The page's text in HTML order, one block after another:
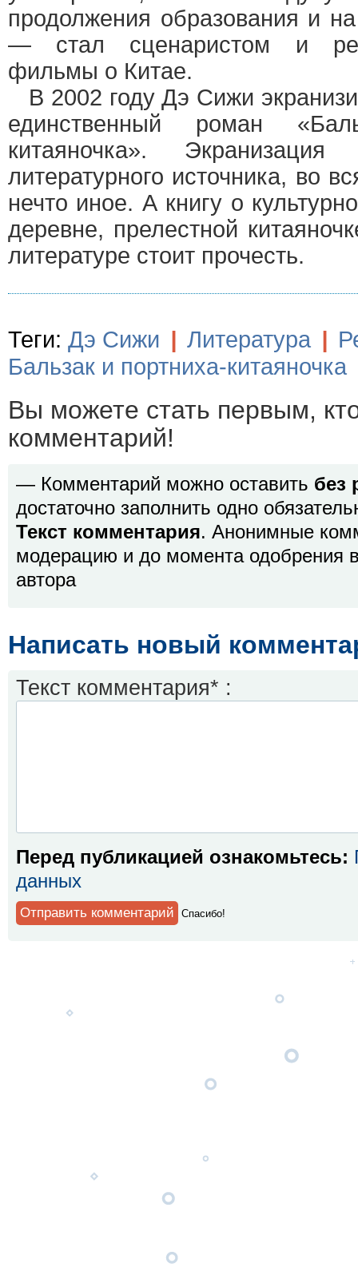
продолжения образования и
— стал сценаристом и
фильмы о Китае.
В 2002 году Дэ Сижи
единственный роман
китаяночка».
литературного источника, во
нечто иное. А книгу о
деревне, прелестной
литературе стоит прочесть.
Теги: Дэ Сижи | Литература |
Бальзак и портниха-китаяночка
Вы можете стать первым,
комментарий!
— Комментарий можно оставить без
достаточно заполнить одно
Текст комментария. Анонимные
модерацию и до момента одобрения
автора
Написать новый
Текст комментария* :
Перед публикацией ознакомьтесь:
данных
Спaсибо!